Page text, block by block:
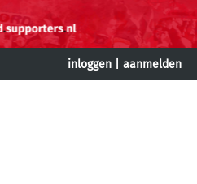
inloggen aanmelden